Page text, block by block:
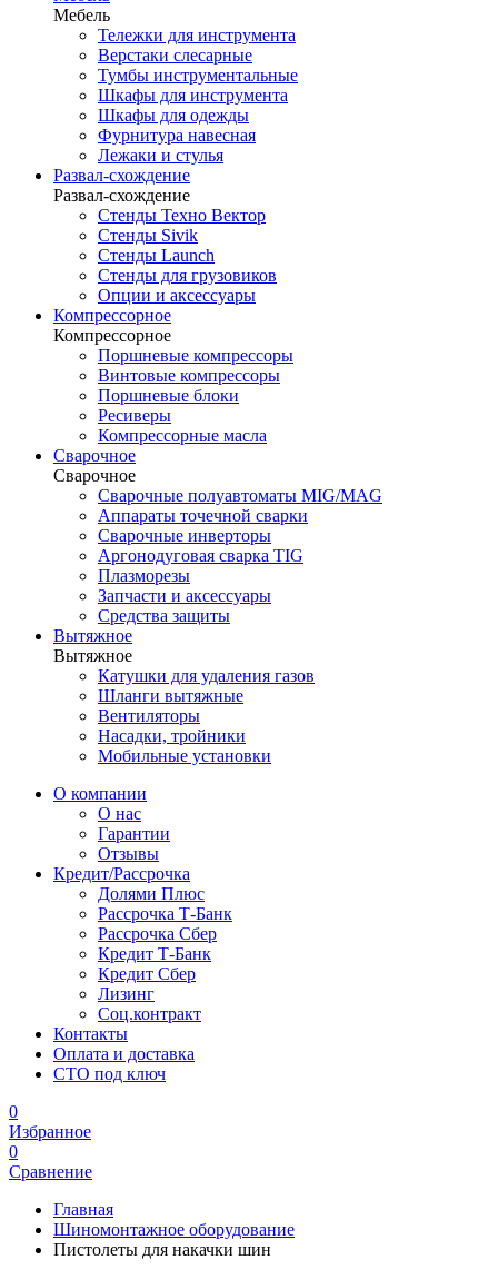
Мебель
Тележки для инструмента
Верстаки слесарные
Тумбы инструментальные
Шкафы для инструмента
Шкафы для одежды
Фурнитура навесная
Лежаки и стулья
Развал-схождение
Развал-схождение
Стенды Техно Вектор
Стенды Sivik
Стенды Launch
Стенды для грузовиков
Опции и аксессуары
Компрессорное
Компрессорное
Поршневые компрессоры
Винтовые компрессоры
Поршневые блоки
Ресиверы
Компрессорные масла
Сварочное
Сварочное
Сварочные полуавтоматы MIG/MAG
Аппараты точечной сварки
Сварочные инверторы
Аргонодуговая сварка TIG
Плазморезы
Запчасти и аксессуары
Средства защиты
Вытяжное
Вытяжное
Катушки для удаления газов
Шланги вытяжные
Вентиляторы
Насадки, тройники
Мобильные установки
О компании
О нас
Гарантии
Отзывы
Кредит/Рассрочка
Долями Плюс
Рассрочка Т-Банк
Рассрочка Сбер
Кредит Т-Банк
Кредит Сбер
Лизинг
Соц.контракт
Контакты
Оплата и доставка
СТО под ключ
0
Избранное
0
Сравнение
Главная
Шиномонтажное оборудование
Пистолеты для накачки шин